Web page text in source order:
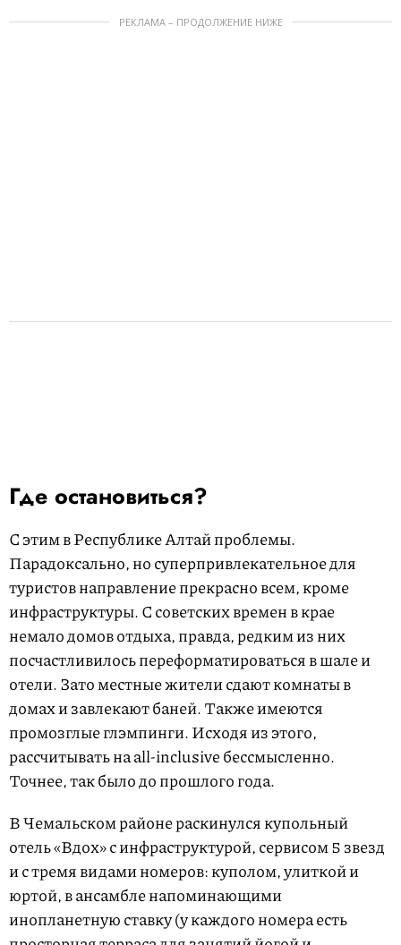
РЕКЛАМА – ПРОДОЛЖЕНИЕ НИЖЕ
Где остановиться?
С этим в Республике Алтай проблемы.
Парадоксально, но суперпривлекательное для
туристов направление прекрасно всем, кроме
инфраструктуры. С советских времен в крае
немало домов отдыха, правда, редким из них
посчастливилось переформатироваться в шале и
отели. Зато местные жители сдают комнаты в
домах и завлекают баней. Также имеются
промозглые глэмпинги. Исходя из этого,
рассчитывать на all-inclusive бессмысленно.
Точнее, так было до прошлого года.
В Чемальском районе раскинулся купольный
отель «Вдох» с инфраструктурой, сервисом 5 звезд
и с тремя видами номеров: куполом, улиткой и
юртой, в ансамбле напоминающими
инопланетную ставку (у каждого номера есть